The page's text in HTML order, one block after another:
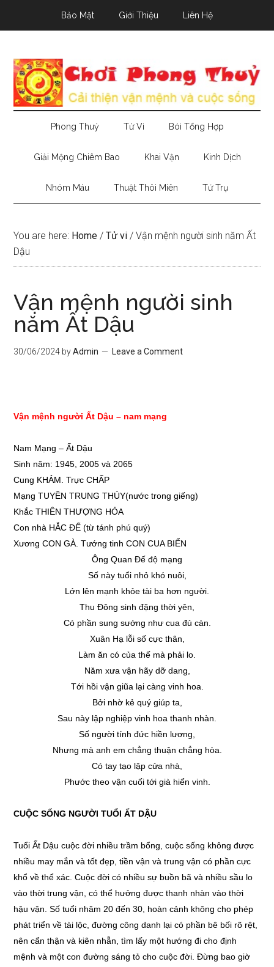
Bảo Mật Giới Thiệu Liên Hệ
Phong Thuỷ Tử Vi Bói Tổng Hợp
Giải Mộng Chiêm Bao Khai Vận Kinh Dịch
Nhóm Máu Thuật Thôi Miên Tứ Trụ
You are here: Home / Tử vi / Vận mệnh người sinh năm Ất
Dậu
Vận mệnh người sinh
năm Ất Dậu
30/06/2024 byAdmin Leave a Comment
Vận mệnh người Ất Dậu – nam mạng
Nam Mạng – Ất Dậu
Sinh năm: 1945, 2005 và 2065
Cung KHẢM. Trực CHẤP
Mạng TUYỀN TRUNG THỦY(nước trong giếng)
Khắc THIÊN THƯỢNG HỎA
Con nhà HẮC ĐẾ (từ tánh phú quý)
Xương CON GÀ. Tướng tinh CON CUA BIỂN
Ông Quan Đế độ mạng
Số này tuổi nhỏ khó nuôi,
Lớn lên mạnh khỏe tài ba hơn người.
Thu Đông sinh đặng thời yên,
Có phần sung sướng như cua đủ càn.
Xuân Hạ lỗi số cực thân,
Làm ăn có của thế mà phải lo.
Năm xưa vận hãy dỡ dang,
Tới hồi vận giũa lại càng vinh hoa.
Bởi nhờ kẻ quý giúp ta,
Sau này lập nghiệp vinh hoa thanh nhàn.
Số người tính đức hiền lương,
Nhưng mà anh em chẳng thuận chẳng hòa.
Có tay tạo lập cửa nhà,
Phước theo vận cuối tới già hiển vinh.
CUỘC SỐNG NGƯỜI TUỔI ẤT DẬU
Tuổi Ất Dậu cuộc đời nhiều trầm bổng, cuộc sống không được
nhiều may mắn và tốt đẹp, tiền vận và trung vận có phần cực
khổ về thể xác. Cuộc đời có nhiều sự buồn bã và nhiều sầu lo
vào thời trung vận, có thể hưởng được thanh nhàn vào thời
hậu vận. Số tuổi nhăm 20 đến 30, hoàn cảnh không cho phép
phát triển về tài lộc, đường công danh lại có phần bê bối rõ rệt,
nên cẩn thận và kiên nhẫn, tìm lấy một hướng đi cho định
mệnh và một con đường sáng tỏ cho cuộc đời. Đừng bao giờ